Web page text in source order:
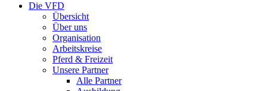
Die VFD
Übersicht
Über uns
Organisation
Arbeitskreise
Pferd & Freizeit
Unsere Partner
Alle Partner